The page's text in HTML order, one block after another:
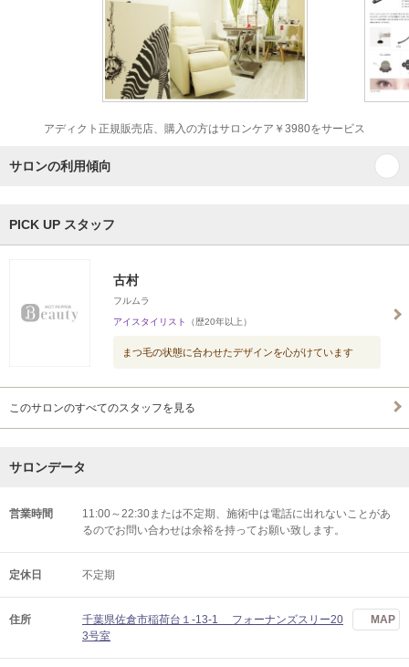
アディクト正規販売店、購入の方はサロンケア￥3980をサービス
サロンの利用傾向
PICK UP スタッフ
古村
フルムラ
アイスタイリスト （歴20年以上）
まつ毛の状態に合わせたデザインを心がけています
このサロンのすべてのスタッフを見る
サロンデータ
営業時間
11:00～22:30または不定期、施術中は電話に出れないことがあ
るのでお問い合わせは余裕を持ってお願い致します。
定休日 不定期
住所
千葉県佐倉市稲荷台１-13-1 フォーナンズスリー20
3号室
MAP